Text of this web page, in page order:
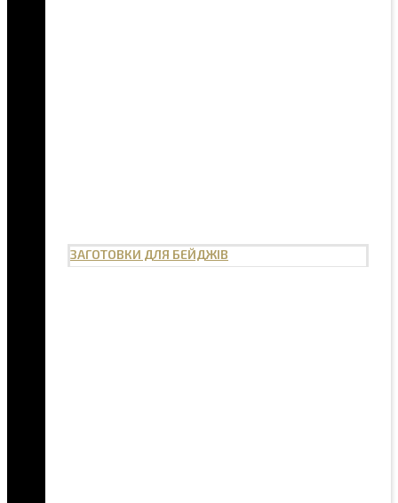
ЗАГОТОВКИ ДЛЯ БЕЙДЖІВ